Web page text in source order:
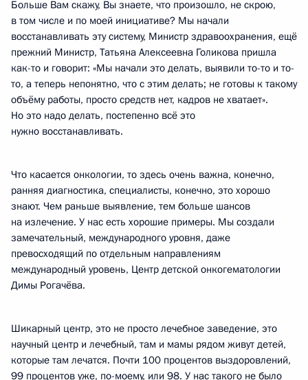
Больше Вам скажу, Вы знаете, что произошло, не скрою,
в том числе и по моей инициативе? Мы начали
восстанавливать эту систему, Министр здравоохранения, ещё
прежний Министр, Татьяна Алексеевна Голикова пришла
как-то и говорит: «Мы начали это делать, выявили то-то и то-
то, а теперь непонятно, что с этим делать; не готовы к такому
объёму работы, просто средств нет, кадров не хватает».
Но это надо делать, постепенно всё это
нужно восстанавливать.
Что касается онкологии, то здесь очень важна, конечно,
ранняя диагностика, специалисты, конечно, это хорошо
знают. Чем раньше выявление, тем больше шансов
на излечение. У нас есть хорошие примеры. Мы создали
замечательный, международного уровня, даже
превосходящий по отдельным направлениям
международный уровень, Центр детской онкогематологии
Димы Рогачёва.
Шикарный центр, это не просто лечебное заведение, это
научный центр и лечебный, там и мамы рядом живут детей,
которые там лечатся. Почти 100 процентов выздоровлений,
99 процентов уже, по-моему, или 98. У нас такого не было